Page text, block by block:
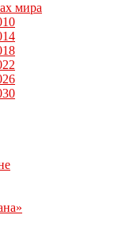
мира